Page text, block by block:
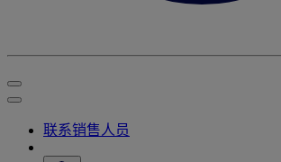
联系销售人员